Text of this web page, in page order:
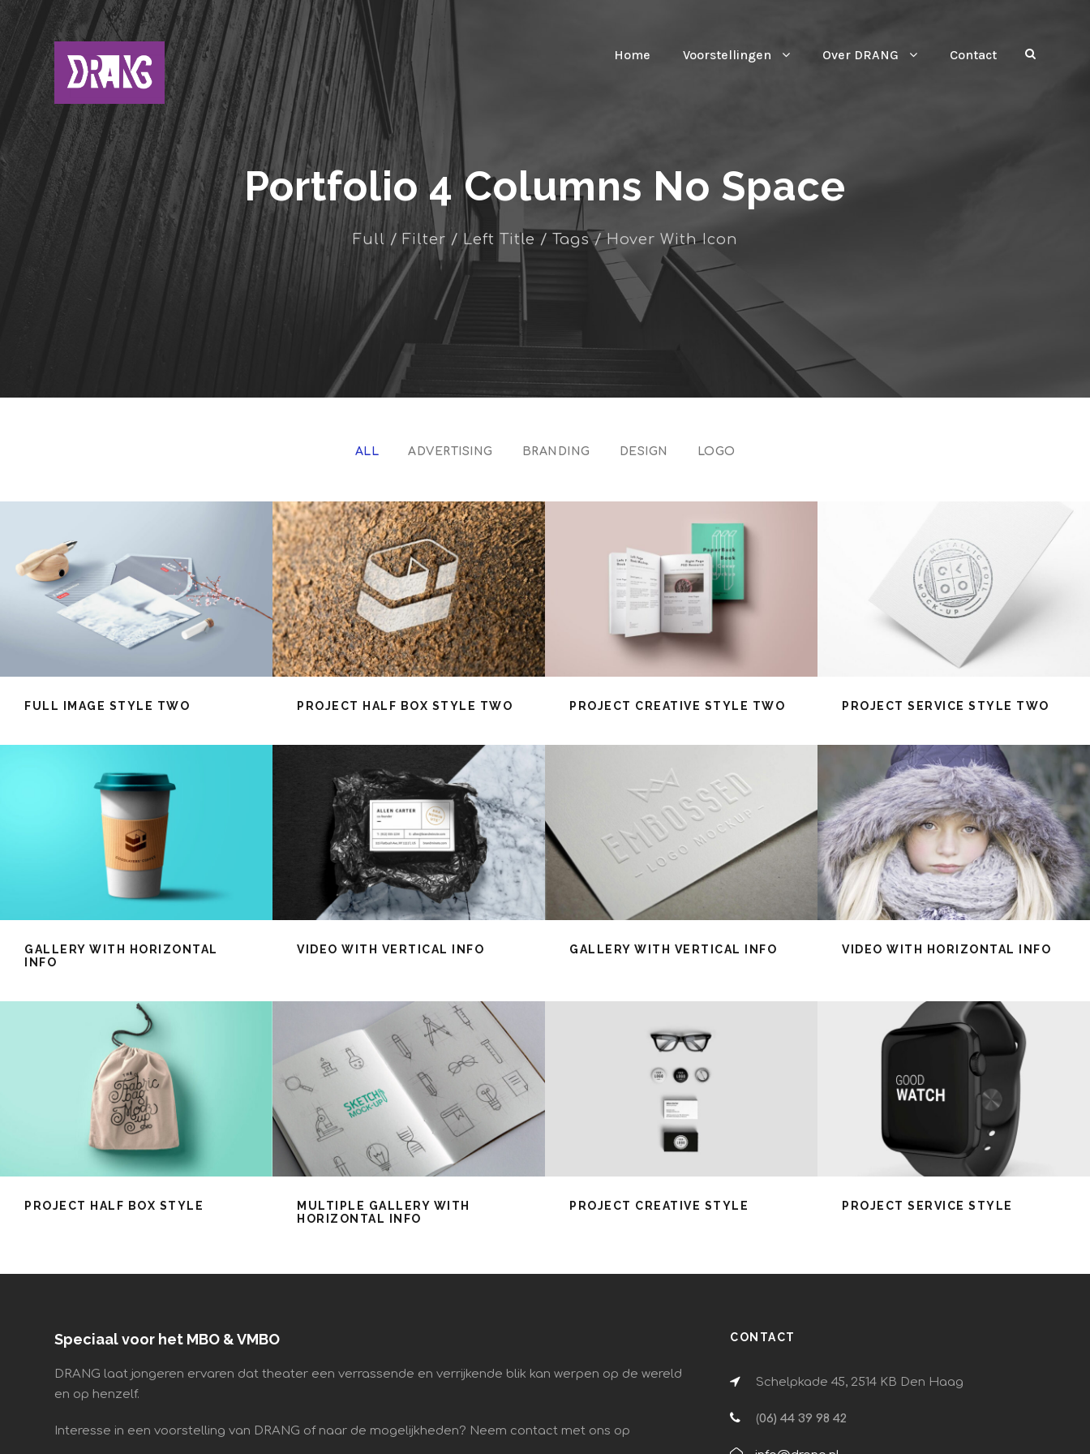
Home Voorstellingen Over DRANG Contact
Portfolio 4 Columns No Space
Full / Filter / Left Title / Tags / Hover With Icon
ALL ADVERTISING BRANDING DESIGN LOGO
FULL IMAGE STYLE TWO PROJECT HALF BOX STYLE TWO PROJECT CREATIVE STYLE TWO PROJECT SERVICE STYLE TWO
GALLERY WITH HORIZONTAL
INFO
VIDEO WITH VERTICAL INFO GALLERY WITH VERTICAL INFO VIDEO WITH HORIZONTAL INFO
PROJECT HALF BOX STYLE
MULTIPLE GALLERY WITH
HORIZONTAL INFO
PROJECT CREATIVE STYLE PROJECT SERVICE STYLE
Speciaal voor het MBO & VMBO
DRANG laat jongeren ervaren dat theater een verrassende en verrijkende blik kan werpen op de wereld
en op henzelf.
Interesse in een voorstelling van DRANG of naar de mogelijkheden? Neem contact met ons op
CONTACT
Schelpkade 45, 2514 KB Den Haag
(06) 44 39 98 42